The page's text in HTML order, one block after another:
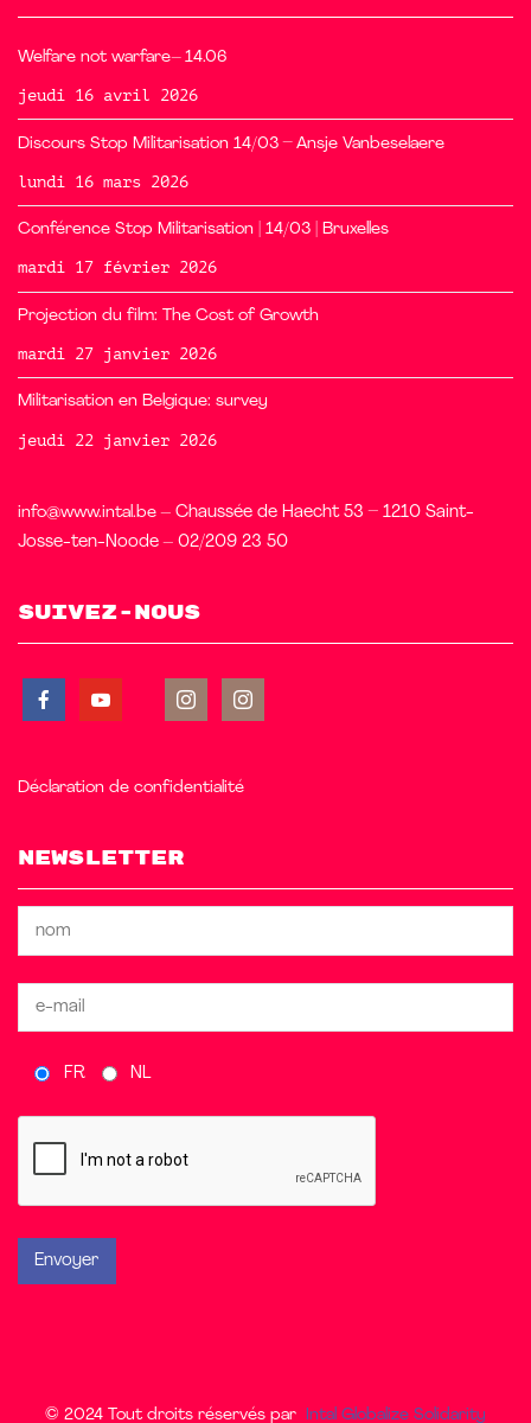
Welfare not warfare– 14.06
jeudi 16 avril 2026
Discours Stop Militarisation 14/03 – Ansje Vanbeselaere
lundi 16 mars 2026
Conférence Stop Militarisation | 14/03 | Bruxelles
mardi 17 février 2026
Projection du film: The Cost of Growth
mardi 27 janvier 2026
Militarisation en Belgique: survey
jeudi 22 janvier 2026
info@www.intal.be – Chaussée de Haecht 53 – 1210 Saint-
Josse-ten-Noode – 02/209 23 50
Suivez-nous
Déclaration de confidentialité
Newsletter
FR NL
© 2024 Tout droits réservés par Intal Globalize Solidarity